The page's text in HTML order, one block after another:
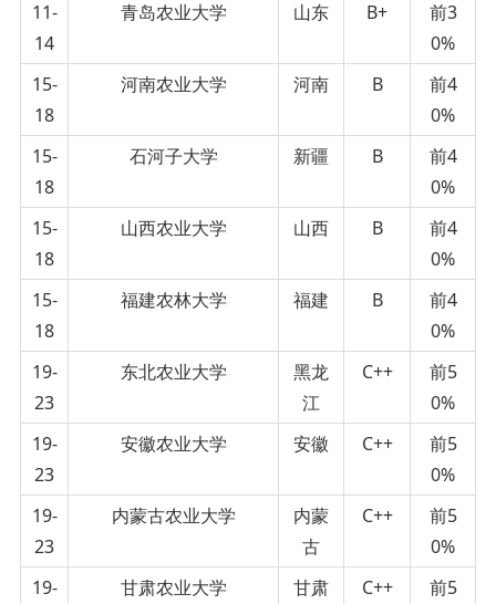
11-
14
青岛农业大学 山东 B+
前3
0%
15-
18
河南农业大学 河南 B
前4
0%
15-
18
石河子大学 新疆 B
前4
0%
15-
18
山西农业大学 山西 B
前4
0%
15-
18
福建农林大学 福建 B
前4
0%
19-
23
东北农业大学
黑龙
江
C++
前5
0%
19-
23
安徽农业大学 安徽 C++
前5
0%
19-
23
内蒙古农业大学
内蒙
古
C++
前5
0%
19-
甘肃农业大学 甘肃 C++
前5